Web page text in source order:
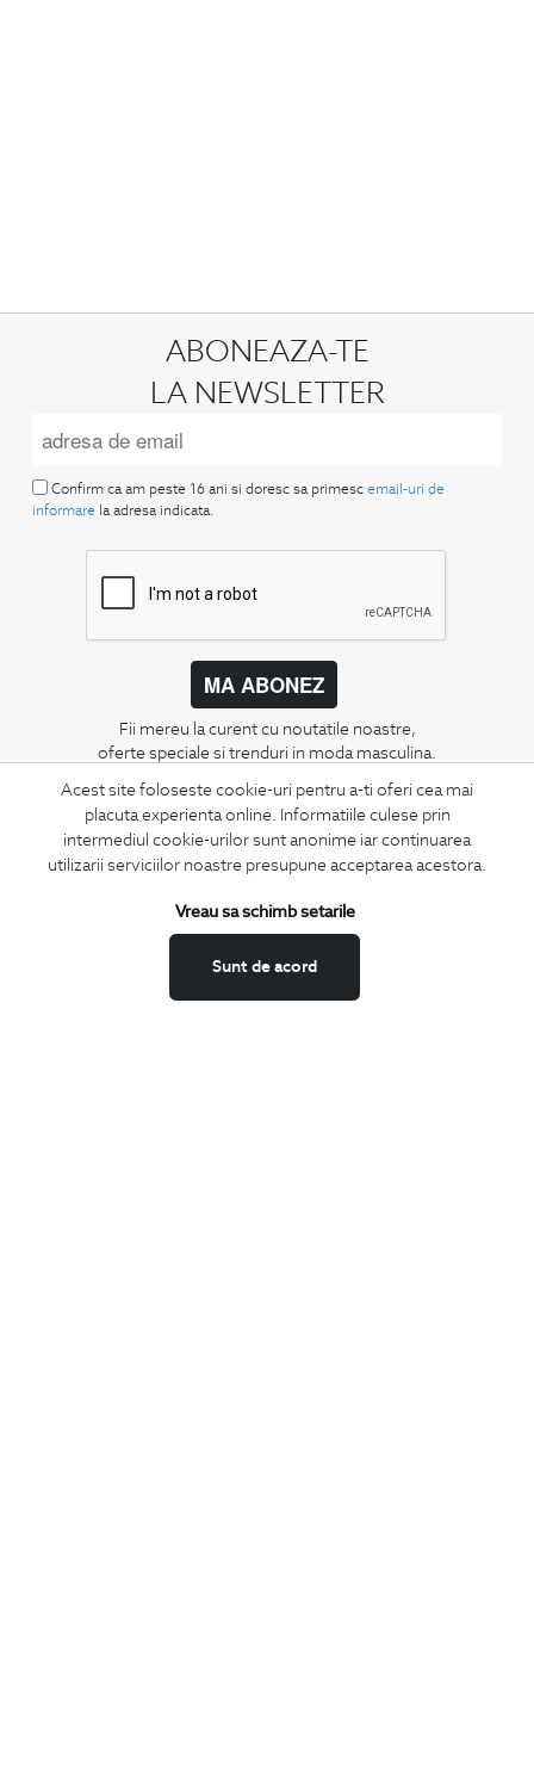
Acest site foloseste cookie-uri pentru a-ti oferi cea mai
placuta experienta online. Informatiile culese prin
intermediul cookie-urilor sunt anonime iar continuarea
utilizarii serviciilor noastre presupune acceptarea acestora.
Sunt de acord
Vreau sa schimb setarile
ABONEAZA-TE
LA NEWSLETTER
Confirm ca am peste 16 ani si doresc sa primesc email-uri de
informare la adresa indicata.
MA ABONEZ
Fii mereu la curent cu noutatile noastre,
oferte speciale si trenduri in moda masculina.
CONCIERGE
Termeni si conditii
Schimburi si retur
Securitatea datelor
Feedback site
ANPC
SOL